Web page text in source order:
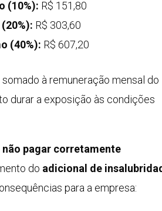
(10%): R$ 151,80
R$ 303,60
(40%): R$ 607,20
à remuneração mensal do
durar a exposição às condições
não pagar corretamente
do adicional de
para a empresa: